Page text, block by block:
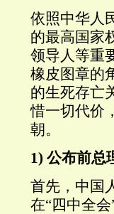
依照中华人
的最高国家
领导人等重
橡皮图章的
的生死存亡
惜一切代价
朝。
1) 公布前总
首先，中国
在“四中全